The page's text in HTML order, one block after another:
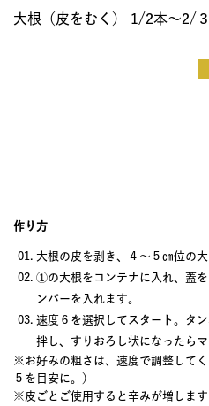
大根（皮をむく） 1/2本～2/
作り方
大根の皮を剥き、４～５㎝位の大
①の大根をコンテナに入れ、蓋
ンパーを入れます。
速度６を選択してスタート。タ
拌し、すりおろし状になったら
※お好みの粗さは、速度で調整して
５を目安に。）
※皮ごとご使用すると辛みが増しま